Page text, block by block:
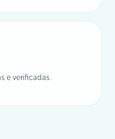
e verificadas.